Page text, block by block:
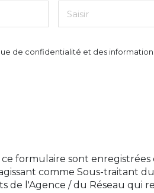
de confidentialité et des
formulaire sont
comme Sous-traitant
de l'Agence / du Réseau qui